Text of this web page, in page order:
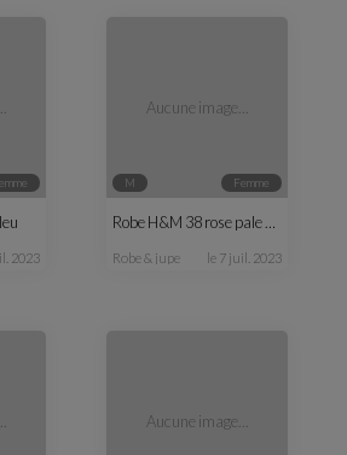
femme
2023
Aucune image...
M femme
Robe H&M 38 rose pale et noire
robe & jupe le 7 juil. 2023
Aucune image...